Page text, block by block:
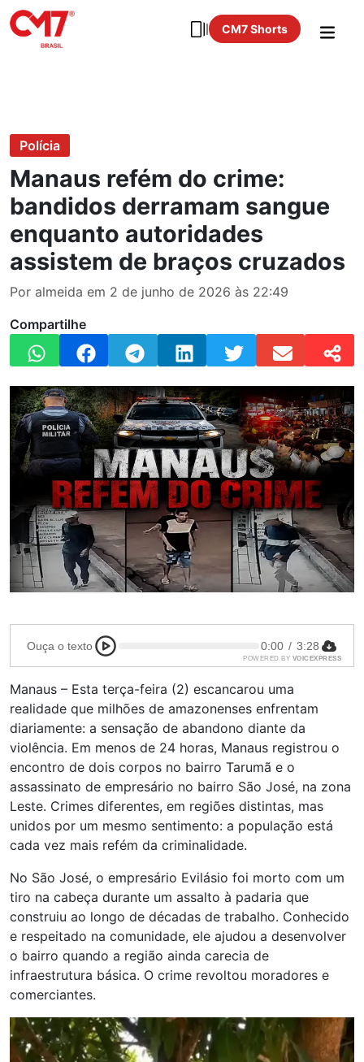
CM7 Shorts
Polícia
Manaus refém do crime:
bandidos derramam sangue
enquanto autoridades
assistem de braços cruzados
Por almeida em 2 de junho de 2026 às 22:49
Compartilhe
Ouça o texto 0:00 / 3:28
POWERED BY VOICEXPRESS
Manaus – Esta terça-feira (2) escancarou uma
realidade que milhões de amazonenses enfrentam
diariamente: a sensação de abandono diante da
violência. Em menos de 24 horas, Manaus registrou o
encontro de dois corpos no bairro Tarumã e o
assassinato de empresário no bairro São José, na zona
Leste. Crimes diferentes, em regiões distintas, mas
unidos por um mesmo sentimento: a população está
cada vez mais refém da criminalidade.
No São José, o empresário Evilásio foi morto com um
tiro na cabeça durante um assalto à padaria que
construiu ao longo de décadas de trabalho. Conhecido
e respeitado na comunidade, ele ajudou a desenvolver
o bairro quando a região ainda carecia de
infraestrutura básica. O crime revoltou moradores e
comerciantes.